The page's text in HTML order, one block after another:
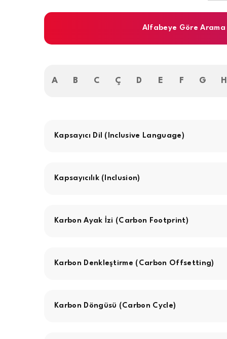
Alfabeye Göre Arama
A B C Ç D E F G H
Kapsayıcı Dil (Inclusive Language)
Kapsayıcılık (Inclusion)
Karbon Ayak İzi (Carbon Footprint)
Karbon Denkleştirme (Carbon Offsetting)
Karbon Döngüsü (Carbon Cycle)